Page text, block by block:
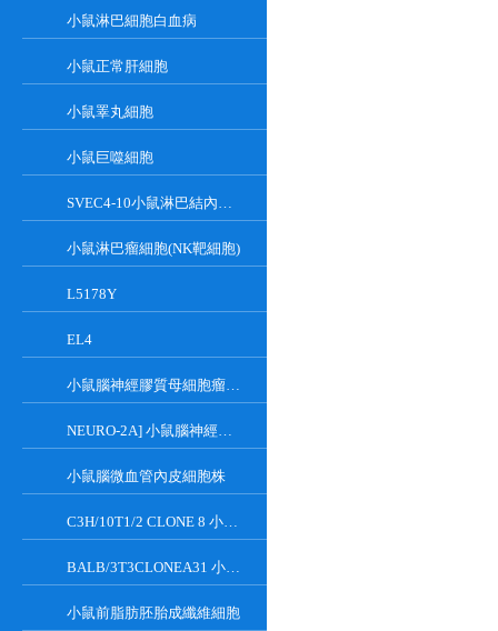
小鼠淋巴細胞白血病
小鼠正常肝細胞
小鼠睪丸細胞
小鼠巨噬細胞
SVEC4-10小鼠淋巴結內皮細胞
小鼠淋巴瘤細胞(NK靶細胞)
L5178Y
EL4
小鼠腦神經膠質母細胞瘤瘤株
NEURO-2A] 小鼠腦神經瘤細胞
小鼠腦微血管內皮細胞株
C3H/10T1/2 CLONE 8 小鼠胚胎成纖維細胞系
BALB/3T3CLONEA31 小鼠胚胎成纖維細胞
小鼠前脂肪胚胎成纖維細胞